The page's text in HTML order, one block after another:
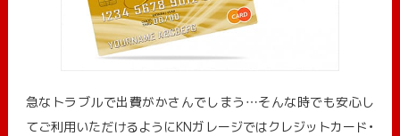
急なトラブルで出費がかさんでしまう…そんな時でも安心し
てご利用いただけるようにKNガレージではクレジットカード・